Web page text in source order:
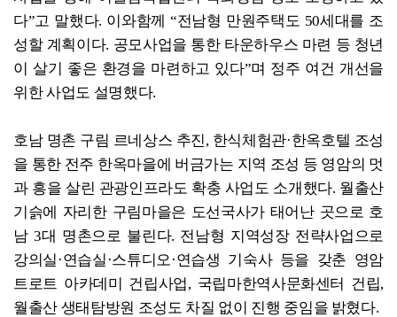
다”고 말했다. 이와함께 “전남형 만원주택도 50세대를 조
성할 계획이다. 공모사업을 통한 타운하우스 마련 등 청년
이 살기 좋은 환경을 마련하고 있다”며 정주 여건 개선을
위한 사업도 설명했다.
호남 명촌 구림 르네상스 추진, 한식체험관·한옥호텔 조성
을 통한 전주 한옥마을에 버금가는 지역 조성 등 영암의 멋
과 흥을 살린 관광인프라도 확충 사업도 소개했다. 월출산
기슭에 자리한 구림마을은 도선국사가 태어난 곳으로 호
남 3대 명촌으로 불린다. 전남형 지역성장 전략사업으로
강의실·연습실·스튜디오·연습생 기숙사 등을 갖춘 영암
트로트 아카데미 건립사업, 국립마한역사문화센터 건립,
월출산 생태탐방원 조성도 차질 없이 진행 중임을 밝혔다.